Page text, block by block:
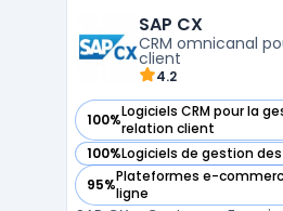
permet de gérer les
plusieurs points de contact
SAP CX
CRM omnicanal
client
4.2
100%Logiciels CRM pour la
relation client
— voir SAP CX dans cette
100%Logiciels de gestion
— voir SAP CX dans cette
95%Plateformes e-
ligne
— voir SAP CX dans cette